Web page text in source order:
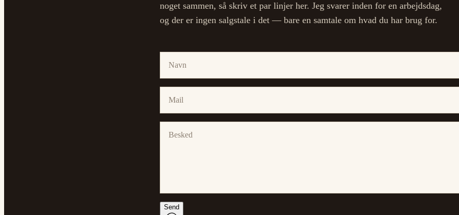
noget sammen, så skriv et par linjer her. Jeg svarer inden for en arbejdsdag,
og der er ingen salgstale i det — bare en samtale om hvad du har brug for.
Send